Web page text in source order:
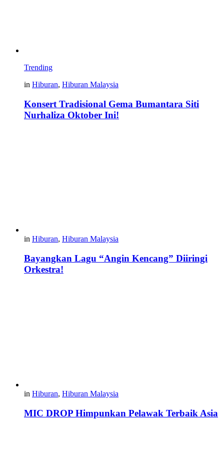
Trending
in Hiburan, Hiburan Malaysia
Konsert Tradisional Gema Bumantara Siti
Nurhaliza Oktober Ini!
in Hiburan, Hiburan Malaysia
Bayangkan Lagu “Angin Kencang” Diiringi
Orkestra!
in Hiburan, Hiburan Malaysia
MIC DROP Himpunkan Pelawak Terbaik Asia